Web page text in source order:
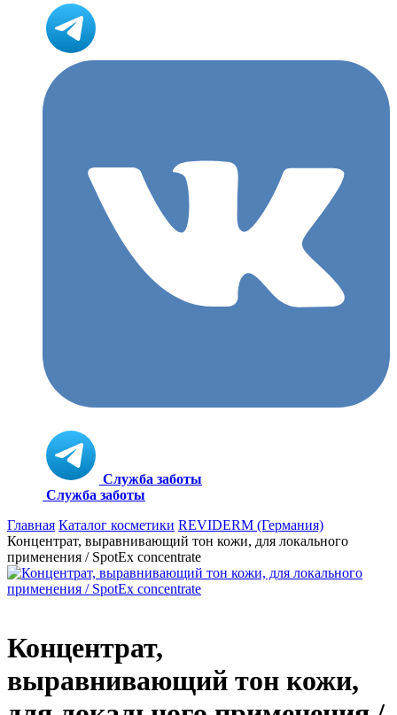
Служба заботы
Служба заботы
Главная Каталог косметики REVIDERM (Германия)
Концентрат, выравнивающий тон кожи, для локального
применения / SpotEx concentrate
Концентрат,
выравнивающий тон кожи,